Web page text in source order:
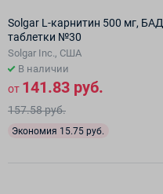
Solgar L-карнитин 500 мг, БАД
таблетки №30
Solgar Inc., США
В наличии
от 141.83 руб.
157.58 руб.
Экономия 15.75 руб.